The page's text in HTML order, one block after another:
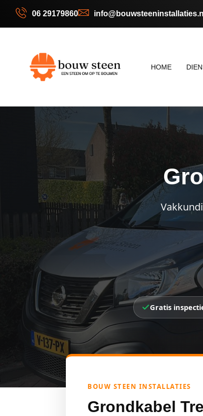
06 29179860 info@bouwsteeninstallaties.nl
HOME
Gratis
BOUW STEEN INSTALLATIES
Grondkabel